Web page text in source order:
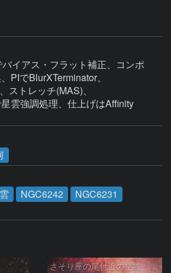
イアス・フラット補正、コンポ
PIでBlurXTerminator、
ストレッチ(MAS)、
雲強調処理、仕上げはAffinity
NGC6242
NGC6231
さそり座の尾付近の空域 260718